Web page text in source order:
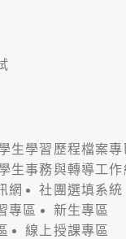
生學習歷程檔案專
生事務與轉導工作
網
社團選填系統
專區
新生專區
線上授課專區